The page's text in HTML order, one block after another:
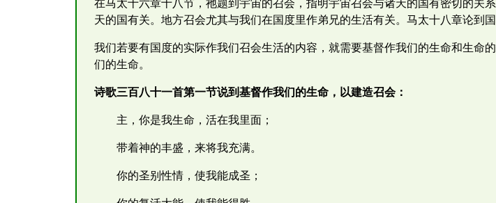
在马太十六章十八节，祂题到宇宙的召会，指明宇宙召会与诸天的国有密切的关
天的国有关。地方召会尤其与我们在国度里作弟兄的生活有关。马太十八章论到
我们若要有国度的实际作我们召会生活的内容，就需要基督作我们的生命和生命
们的生命。
诗歌三百八十一首第一节说到基督作我们的生命，以建造召会：
主，你是我生命，活在我里面；
带着神的丰盛，来将我充满。
你的圣别性情，使我能成圣；